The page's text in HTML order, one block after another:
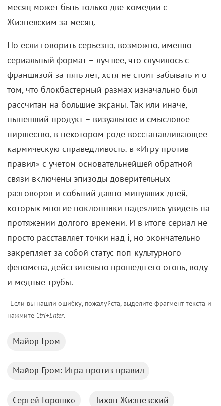
месяц может быть только две комедии с
Жизневским за месяц.
Но если говорить серьезно, возможно, именно
сериальный формат – лучшее, что случилось с
франшизой за пять лет, хотя не стоит забывать и о
том, что блокбастерный размах изначально был
рассчитан на большие экраны. Так или иначе,
нынешний продукт – визуальное и смысловое
пиршество, в некотором роде восстанавливающее
кармическую справедливость: в «Игру против
правил» с учетом основательнейшей обратной
связи включены эпизоды доверительных
разговоров и событий давно минувших дней,
которых многие поклонники надеялись увидеть на
протяжении долгого времени. И в итоге сериал не
просто расставляет точки над i, но окончательно
закрепляет за собой статус поп-культурного
феномена, действительно прошедшего огонь, воду
и медные трубы.
Если вы нашли ошибку, пожалуйста, выделите фрагмент текста и
нажмите Ctrl+Enter.
Майор Гром
Майор Гром: Игра против правил
Сергей Горошко Тихон Жизневский